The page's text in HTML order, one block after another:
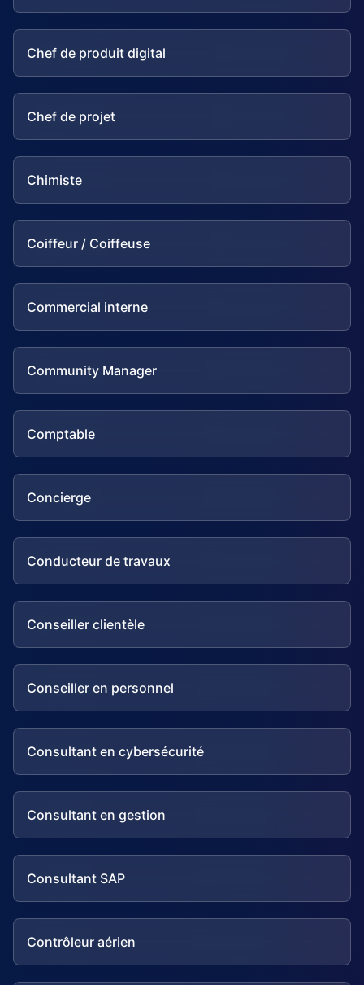
Chef de produit digital
Chef de projet
Chimiste
Coiffeur / Coiffeuse
Commercial interne
Community Manager
Comptable
Concierge
Conducteur de travaux
Conseiller clientèle
Conseiller en personnel
Consultant en cybersécurité
Consultant en gestion
Consultant SAP
Contrôleur aérien